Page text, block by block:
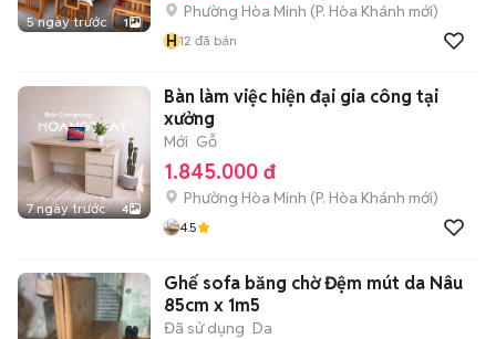
5 ngày trước 1
Phường Hòa Minh (P. Hòa Khánh mới)
H12 đã bán
7 ngày trước 4
Bàn làm việc hiện đại gia công tại
xưởng
Mới Gỗ
1.845.000 đ
Phường Hòa Minh (P. Hòa Khánh mới)
4.5
Ghế sofa băng chờ Đệm mút da Nâu
85cm x 1m5
Đã sử dụng Da